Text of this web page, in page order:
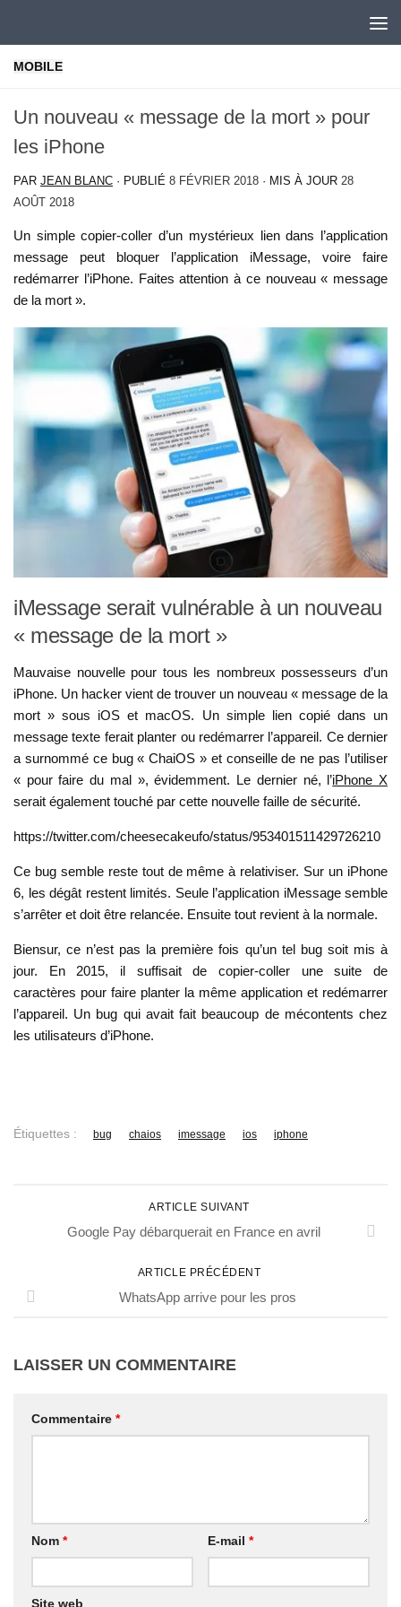
MOBILE
Un nouveau « message de la mort » pour
les iPhone
PAR JEAN BLANC · PUBLIÉ 8 FÉVRIER 2018 · MIS À JOUR 28
AOÛT 2018
Un simple copier-coller d’un mystérieux lien dans l’application
message peut bloquer l’application iMessage, voire faire
redémarrer l’iPhone. Faites attention à ce nouveau « message
de la mort ».
iMessage serait vulnérable à un nouveau
« message de la mort »
Mauvaise nouvelle pour tous les nombreux possesseurs d’un
iPhone. Un hacker vient de trouver un nouveau « message de la
mort » sous iOS et macOS. Un simple lien copié dans un
message texte ferait planter ou redémarrer l’appareil. Ce dernier
a surnommé ce bug « ChaiOS » et conseille de ne pas l’utiliser
« pour faire du mal », évidemment. Le dernier né, l’iPhone X
serait également touché par cette nouvelle faille de sécurité.
https://twitter.com/cheesecakeufo/status/953401511429726210
Ce bug semble reste tout de même à relativiser. Sur un iPhone
6, les dégât restent limités. Seule l’application iMessage semble
s’arrêter et doit être relancée. Ensuite tout revient à la normale.
Biensur, ce n’est pas la première fois qu’un tel bug soit mis à
jour. En 2015, il suffisait de copier-coller une suite de
caractères pour faire planter la même application et redémarrer
l’appareil. Un bug qui avait fait beaucoup de mécontents chez
les utilisateurs d’iPhone.
Étiquettes : bug chaios imessage ios iphone
ARTICLE SUIVANT
Google Pay débarquerait en France en avril
ARTICLE PRÉCÉDENT
WhatsApp arrive pour les pros
LAISSER UN COMMENTAIRE
Commentaire *
Nom * E-mail *
Site web